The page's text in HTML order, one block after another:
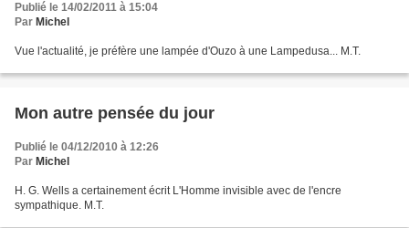
Publié le 14/02/2011 à 15:04
Par Michel
Vue l'actualité, je préfère une lampée d'Ouzo à une Lampedusa... M.T.
Mon autre pensée du jour
Publié le 04/12/2010 à 12:26
Par Michel
H. G. Wells a certainement écrit L'Homme invisible avec de l'encre
sympathique. M.T.